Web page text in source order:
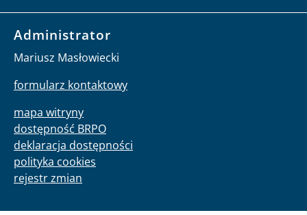
Administrator
Mariusz Masłowiecki
formularz kontaktowy
mapa witryny
dostępność BRPO
deklaracja dostępności
polityka cookies
rejestr zmian